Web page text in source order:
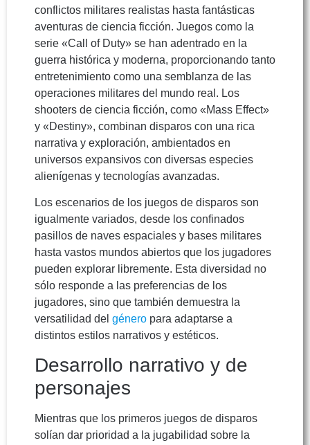
conflictos militares realistas hasta fantásticas
aventuras de ciencia ficción. Juegos como la
serie «Call of Duty» se han adentrado en la
guerra histórica y moderna, proporcionando tanto
entretenimiento como una semblanza de las
operaciones militares del mundo real. Los
shooters de ciencia ficción, como «Mass Effect»
y «Destiny», combinan disparos con una rica
narrativa y exploración, ambientados en
universos expansivos con diversas especies
alienígenas y tecnologías avanzadas.
Los escenarios de los juegos de disparos son
igualmente variados, desde los confinados
pasillos de naves espaciales y bases militares
hasta vastos mundos abiertos que los jugadores
pueden explorar libremente. Esta diversidad no
sólo responde a las preferencias de los
jugadores, sino que también demuestra la
versatilidad del género para adaptarse a
distintos estilos narrativos y estéticos.
Desarrollo narrativo y de
personajes
Mientras que los primeros juegos de disparos
solían dar prioridad a la jugabilidad sobre la